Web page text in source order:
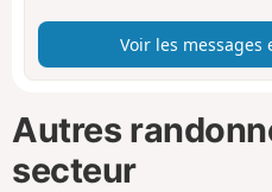
Voir les messages
Autres
secteur